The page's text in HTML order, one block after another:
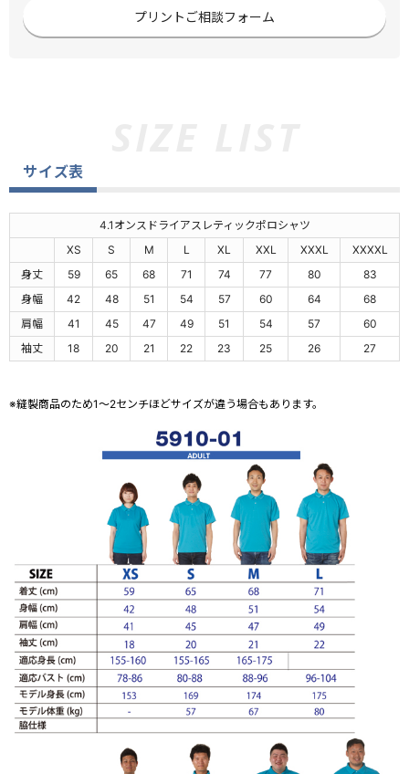
プリントご相談フォーム
サイズ表
4.1オンスドライアスレティックポロシャツ
XS
S M L XL XXL XXXL
XXXXL
身丈
59 65 68 71 74 77 80
83
身幅
42 48 51 54 57 60 64
68
肩幅
41 45 47 49 51 54 57
60
袖丈
18 20 21 22 23 25 26 27
※縫製商品のため1～2センチほどサイズが違う場合もあります。